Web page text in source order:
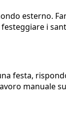
esterno.
i
festa,
manuale